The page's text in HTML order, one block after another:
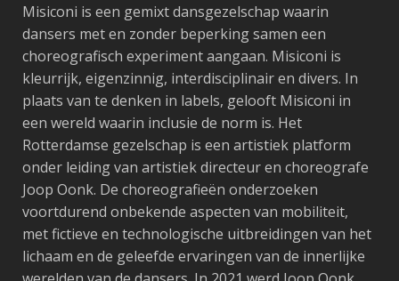
Misiconi is een gemixt dansgezelschap waarin
dansers met en zonder beperking samen een
choreografisch experiment aangaan. Misiconi is
kleurrijk, eigenzinnig, interdisciplinair en divers. In
plaats van te denken in labels, gelooft Misiconi in
een wereld waarin inclusie de norm is. Het
Rotterdamse gezelschap is een artistiek platform
onder leiding van artistiek directeur en choreografe
Joop Oonk. De choreografieën onderzoeken
voortdurend onbekende aspecten van mobiliteit,
met fictieve en technologische uitbreidingen van het
lichaam en de geleefde ervaringen van de innerlijke